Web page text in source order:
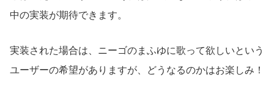
中の実装が期待できます。
実装された場合は、ニーゴのまふゆに歌って欲しいという
ユーザーの希望がありますが、どうなるのかはお楽しみ！